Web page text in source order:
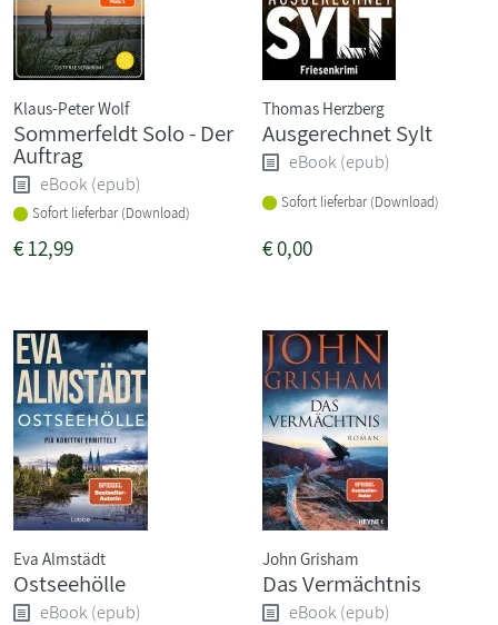
Klaus-Peter Wolf
Sommerfeldt Solo - Der
Auftrag
eBook (epub)
Sofort lieferbar (Download)
€12,99
Thomas Herzberg
Ausgerechnet Sylt
eBook (epub)
Sofort lieferbar (Download)
€0,00
Eva Almstädt
Ostseehölle
eBook (epub)
John Grisham
Das Vermächtnis
eBook (epub)